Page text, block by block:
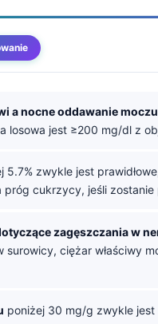
a nocne oddawanie moczu
losowa jest ≥200 mg/dl z
5.7% zwykle jest
próg cukrzycy, jeśli
zagęszczania w
surowicy, ciężar właściwy
poniżej 30 mg/g zwykle